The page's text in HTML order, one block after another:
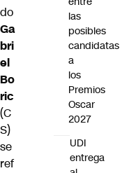
do
Ga
bri
el
Bo
ric
(C
S)
se
ref
las
posibles
candidatas
a
los
Premios
Oscar
2027
UDI
entrega